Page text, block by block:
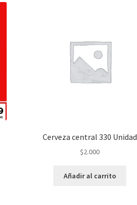
Cerveza central 330 Unidad
$2.000
Añadir al carrito